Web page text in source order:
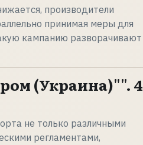
производители
принимая меры для
кампанию разворачивают
(Украина)"". 4
не только различными
регламентами,